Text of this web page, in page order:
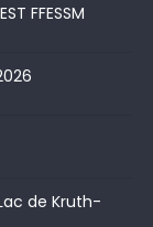
FFESSM
de Kruth-